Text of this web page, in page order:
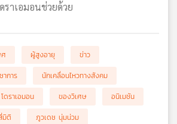
ราเอมอนช่วยด้วย
ผู้สูงอายุ
ข่าว
าการ
นักเคลื่อนไหวทางสังคม
โดราเอมอน ของวิเศษ
อนิเมชัน
มิติ
ภูวเดช นุ่มน่วม